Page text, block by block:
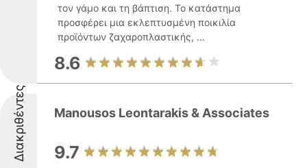
τον γάμο και τη βάπτιση. Το κατάστημα
προσφέρει μια εκλεπτυσμένη ποικιλία
προϊόντων ζαχαροπλαστικής, ...
8.6
Διακριθέντες Manousos Leontarakis & Associates
9.7